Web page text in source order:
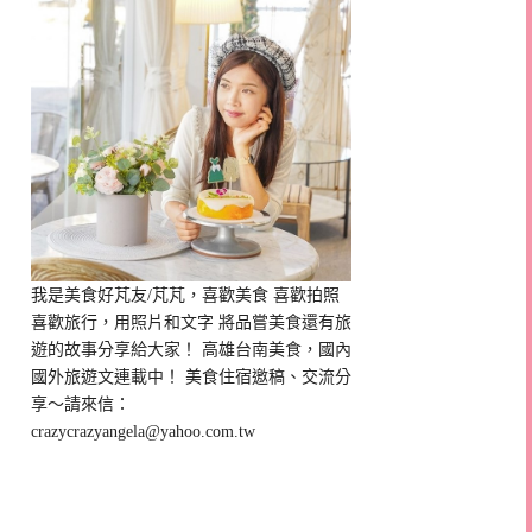
我是美食好芃友/芃芃，喜歡美食 喜歡拍照
喜歡旅行，用照片和文字 將品嘗美食還有旅
遊的故事分享給大家！ 高雄台南美食，國內
國外旅遊文連載中！ 美食住宿邀稿、交流分
享～請來信：
crazycrazyangela@yahoo.com.tw